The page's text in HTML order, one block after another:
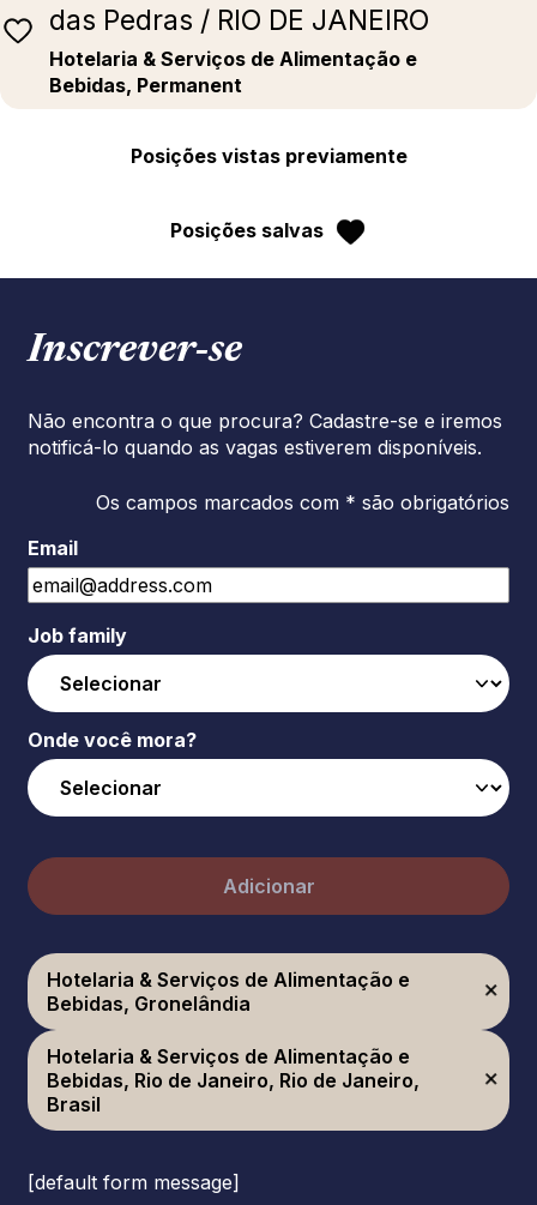
das Pedras / RIO DE JANEIRO
Hotelaria & Serviços de Alimentação e
Bebidas, Permanent
Posições vistas previamente
Posições salvas
Inscrever‑se
Não encontra o que procura? Cadastre-se e iremos
notificá-lo quando as vagas estiverem disponíveis.
Os campos marcados com * são obrigatórios
Email
Job family
Onde você mora?
Adicionar
Hotelaria & Serviços de Alimentação e
Bebidas, Gronelândia
Hotelaria & Serviços de Alimentação e
Bebidas, Rio de Janeiro, Rio de Janeiro,
Brasil
[default form message]